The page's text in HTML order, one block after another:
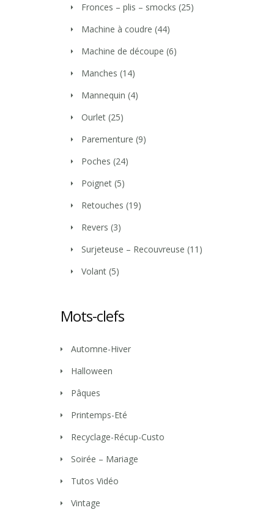
Fronces – plis – smocks (25)
Machine à coudre (44)
Machine de découpe (6)
Manches (14)
Mannequin (4)
Ourlet (25)
Parementure (9)
Poches (24)
Poignet (5)
Retouches (19)
Revers (3)
Surjeteuse – Recouvreuse (11)
Volant (5)
Mots-clefs
Automne-Hiver
Halloween
Pâques
Printemps-Eté
Recyclage-Récup-Custo
Soirée – Mariage
Tutos Vidéo
Vintage